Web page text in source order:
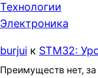
Технологии
Электроника
burjuiк STM32:
Преимуществ нет,